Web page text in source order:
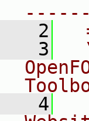
2
3
4